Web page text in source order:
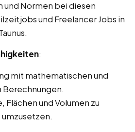
und Normen bei diesen
und Freelancer Jobs in
:
mit mathematischen und
Flächen und Volumen zu